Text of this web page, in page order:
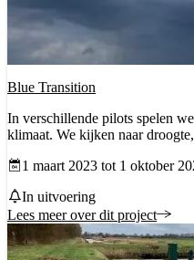
Blue Transition
In verschillende pilots spelen
klimaat. We kijken naar
Datum vanaf
1 maart 2023 tot 1 oktober
Status
In uitvoering
Lees meer over dit project